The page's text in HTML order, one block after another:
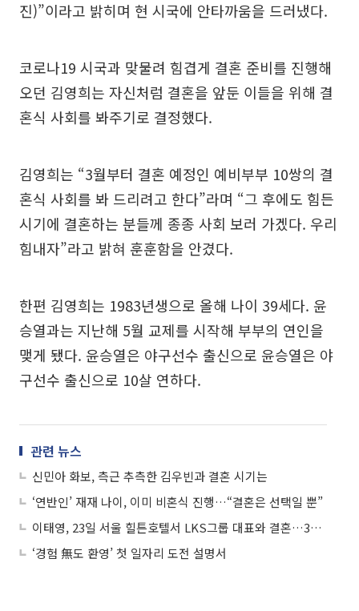
진)”이라고 밝히며 현 시국에 안타까움을 드러냈다.
코로나19 시국과 맞물려 힘겹게 결혼 준비를 진행해
오던 김영희는 자신처럼 결혼을 앞둔 이들을 위해 결
혼식 사회를 봐주기로 결정했다.
김영희는 “3월부터 결혼 예정인 예비부부 10쌍의 결
혼식 사회를 봐 드리려고 한다”라며 “그 후에도 힘든
시기에 결혼하는 분들께 종종 사회 보러 가겠다. 우리
힘내자”라고 밝혀 훈훈함을 안겼다.
한편 김영희는 1983년생으로 올해 나이 39세다. 윤
승열과는 지난해 5월 교제를 시작해 부부의 연인을
맺게 됐다. 윤승열은 야구선수 출신으로 윤승열은 야
구선수 출신으로 10살 연하다.
관련 뉴스
신민아 화보, 측근 추측한 김우빈과 결혼 시기는
‘연반인’ 재재 나이, 이미 비혼식 진행…“결혼은 선택일 뿐”
이태영, 23일 서울 힐튼호텔서 LKS그룹 대표와 결혼…3년간 열애 끝에 웨딩마치
‘경험 無도 환영’ 첫 일자리 도전 설명서